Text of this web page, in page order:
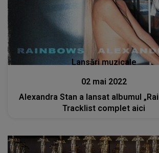
Lansări muzicale
02 mai 2022
Alexandra Stan a lansat albumul
Tracklist complet aici